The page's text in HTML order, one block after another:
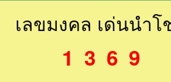
เลขมงคล เด่นนำโ
1 3 6 9